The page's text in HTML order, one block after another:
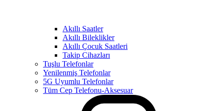
Akıllı Saatler
Akıllı Bileklikler
Akıllı Çocuk Saatleri
Takip Cihazları
Tuşlu Telefonlar
Yenilenmiş Telefonlar
5G Uyumlu Telefonlar
Tüm Cep Telefonu-Aksesuar